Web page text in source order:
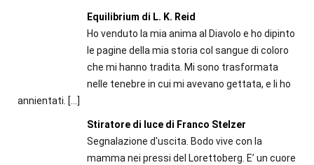
Equilibrium di L. K. Reid
Ho venduto la mia anima al Diavolo e ho dipinto
le pagine della mia storia col sangue di coloro
che mi hanno tradita. Mi sono trasformata
nelle tenebre in cui mi avevano gettata, e li ho
annientati. […]
Stiratore di luce di Franco Stelzer
Segnalazione d'uscita. Bodo vive con la
mamma nei pressi del Lorettoberg. E’ un cuore